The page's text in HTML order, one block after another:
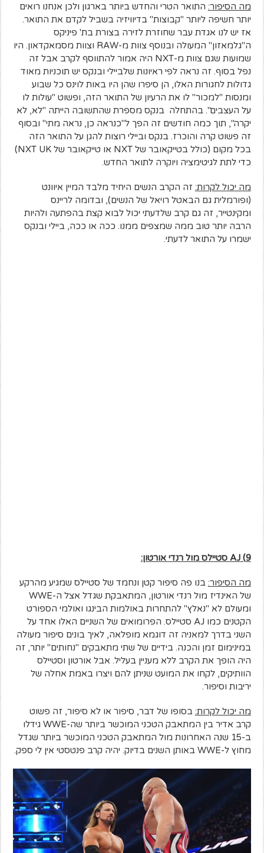
מה הסיפור: התואר הטרי והחדש ביותר בארגון ולכן אנחנו רואים
יותר חשיפה ליותר "קבוצות" בדיוויזיה בשביל לקדם את התואר.
אז יש לנו אגדת עבר שחוזרת לזירה בצורת בת' פיניקס
ה"גלמאזון" המעולה ובנוסף צוות מ-RAW וצוות מסמאקדאון. היו
שמועות שגם צוות מ-NXT היה אמור להתווסף לקרב אבל זה
נפל בסוף. זה נראה לפי ראיונות שלביילי ובנקס יש תוכניות מאוד
גדולות לחגורות האלו, הן סיפרו שהן היו באות לוינס כל שבוע
ומנסות "למכור" לו את הרעיון של התואר הזה, ופשוט "עולות לו
על העצבים". בהתחלה בנקס מספרת שהתשובה הייתה "לא, לא
יקרה", תוך כמה חודשים זה הפך ל"כנראה כן, נראה מתי" ובסוף
זה פשוט קרה והוכרז. בנקס וביילי רוצות להגן על התואר הזה
בכל מקום (כולל בטייקאובר של NXT או טייקאובר של NXT UK)
כדי לתת לגיטימציה ויוקרה לתואר החדש.
מה יכול לקרות: זה הקרב הנשים היחיד מלבד המיין איוונט
(ופורמלית גם הבאטל רויאל של הנשים), ובדומה לריינס
ומקינטייר, זה גם קרב שלדעתי יכול לבוא קצת בהפתעה ולהיות
הרבה יותר טוב ממה שמצפים ממנו. ככה או ככה, ביילי ובנקס
ישמרו על התואר לדעתי.
9)
AJ סטיילס מול רנדי אורטון:
מה הסיפור: בנו פה סיפור קטן ונחמד של סטיילס שמגיע מהרקע
של האינדיז מול רנדי אורטון, המתאבקת שגדל אצל ה-WWE
ומעולם לא "נאלץ" להתחרות באולמות הבינגו ואולמי הספורט
הקטנים כמו AJ סטיילס. הפרומואים של השניים האלו אחד על
השני בדרך למאניה זה דוגמא מופלאה, לאיך בונים סיפור מעולה
במינימום זמן והכנה. בידיים של שתי מתאבקים "נחותים" יותר, זה
היה הופך את הקרב ללא מעניין בעליל. אבל אורטון וסטיילס
הוותיקים, לקחו את המועט שניתן להם ויצרו באמת אחלה של
יריבות וסיפור.
מה יכול לקרות: בסופו של דבר, סיפור או לא סיפור, זה פשוט
קרב אדיר בין המתאבק הטכני המוכשר ביותר שה-WWE גידלו
ב-15 שנה האחרונות מול המתאבק הטכני המוכשר ביותר שגדל
מחוץ ל-WWE באותן השנים בדיוק. יהיה קרב פנטסטי אין לי ספק.